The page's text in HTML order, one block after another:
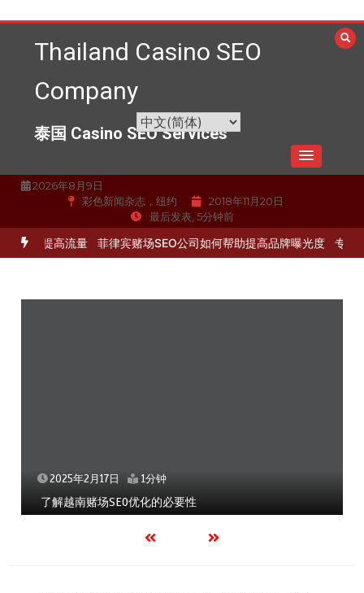
至
Thailand Casino SEO
Company
泰国 Casino SEO Services
2026年8月9日
彩色新闻杂志，纽约
2018年11月20日
最后发表, 5分钟前
务提高流量 菲律宾赌场SEO公司如何帮助提高品牌曝光度 专业的
2025年2月17日 1分钟
了解越南赌场SEO优化的必要性